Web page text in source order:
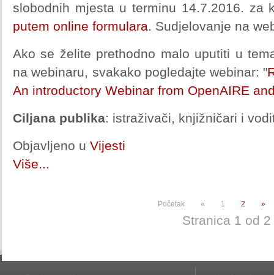
slobodnih mjesta u terminu 14.7.2016. za
putem online formulara. Sudjelovanje na
Ako se želite prethodno malo uputiti u
na webinaru, svakako pogledajte webinar: "
An introductory Webinar from OpenAIRE
Ciljana publika: istraživači, knjižničari i
Objavljeno u Vijesti
Više...
Početak « 1 2 »
Stranica 1 od 2